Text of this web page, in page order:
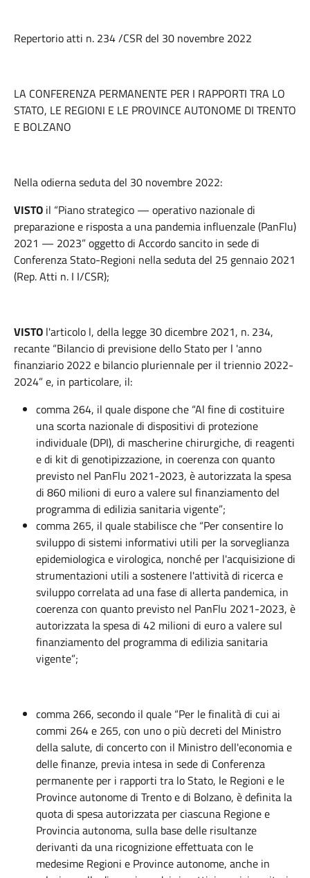
Repertorio atti n. 234 /CSR del 30 novembre 2022
LA CONFERENZA PERMANENTE PER I RAPPORTI TRA LO
STATO, LE REGIONI E LE PROVINCE AUTONOME DI TRENTO
E BOLZANO
Nella odierna seduta del 30 novembre 2022:
VISTO il “Piano strategico — operativo nazionale di
preparazione e risposta a una pandemia influenzale (PanFlu)
2021 — 2023” oggetto di Accordo sancito in sede di
Conferenza Stato-Regioni nella seduta del 25 gennaio 2021
(Rep. Atti n. I I/CSR);
VISTO l'articolo l, della legge 30 dicembre 2021, n. 234,
recante “Bilancio di previsione dello Stato per l 'anno
finanziario 2022 e bilancio pluriennale per il triennio 2022-
2024” e, in particolare, il:
comma 264, il quale dispone che “Al fine di costituire
una scorta nazionale di dispositivi di protezione
individuale (DPI), di mascherine chirurgiche, di reagenti
e di kit di genotipizzazione, in coerenza con quanto
previsto nel PanFlu 2021-2023, è autorizzata la spesa
di 860 milioni di euro a valere sul finanziamento del
programma di edilizia sanitaria vigente”;
comma 265, il quale stabilisce che “Per consentire lo
sviluppo di sistemi informativi utili per la sorveglianza
epidemiologica e virologica, nonché per l'acquisizione di
strumentazioni utili a sostenere l'attività di ricerca e
sviluppo correlata ad una fase di allerta pandemica, in
coerenza con quanto previsto nel PanFlu 2021-2023, è
autorizzata la spesa di 42 milioni di euro a valere sul
finanziamento del programma di edilizia sanitaria
vigente”;
comma 266, secondo il quale “Per le finalità di cui ai
commi 264 e 265, con uno o più decreti del Ministro
della salute, di concerto con il Ministro dell'economia e
delle finanze, previa intesa in sede di Conferenza
permanente per i rapporti tra lo Stato, le Regioni e le
Province autonome di Trento e di Bolzano, è definita la
quota di spesa autorizzata per ciascuna Regione e
Provincia autonoma, sulla base delle risultanze
derivanti da una ricognizione effettuata con le
medesime Regioni e Province autonome, anche in